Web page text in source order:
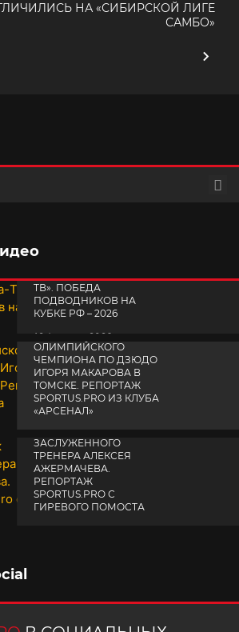
НА «СИБИРСКОЙ ЛИГЕ
САМБО»
TВ». ПОБЕДА
ПОДВОДНИКОВ НА
КУБКЕ РФ – 2026
19 февраля 2026
СЕМИНАР
ОЛИМПИЙСКОГО
ЧЕМПИОНА ПО ДЗЮДО
ИГОРЯ МАКАРОВА В
ТОМСКЕ. РЕПОРТАЖ
SPORTUS.PRO ИЗ КЛУБА
«АРСЕНАЛ»
ЗАСЛУЖЕННОГО
ТРЕНЕРА АЛЕКСЕЯ
АЖЕРМАЧЕВА.
РЕПОРТАЖ
SPORTUS.PRO С
ГИРЕВОГО ПОМОСТА